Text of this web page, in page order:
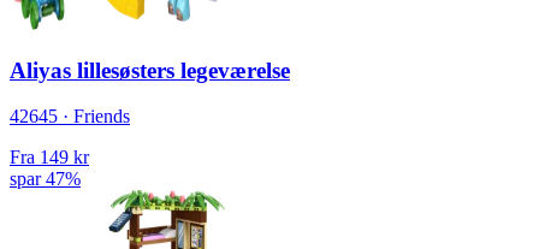
Aliyas lillesøsters legeværelse
42645 · Friends
Fra 149 kr
spar 47%